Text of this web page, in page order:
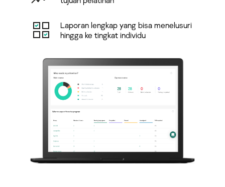
Laporan lengkap yang bisa menelusuri
hingga ke tingkat individu